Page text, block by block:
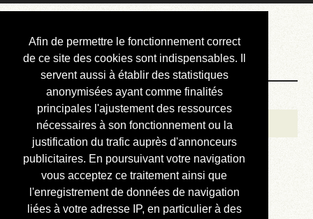
Afin de permettre le fonctionnement correct
de ce site des cookies sont indispensables. Il
servent aussi à établir des statistiques
anonymisées ayant comme finalités
principales l'ajustement des ressources
nécessaires à son fonctionnement ou la
justification du trafic auprès d'annonceurs
publicitaires. En poursuivant votre navigation
vous acceptez ce traitement ainsi que
l'enregistrement de données de navigation
liées à votre adresse IP, en particulier à des
Courbis, « LE »
Blog Officiel
Bienvenue
Réalisations
Divers (et d’été)
Annonces
Liens externes